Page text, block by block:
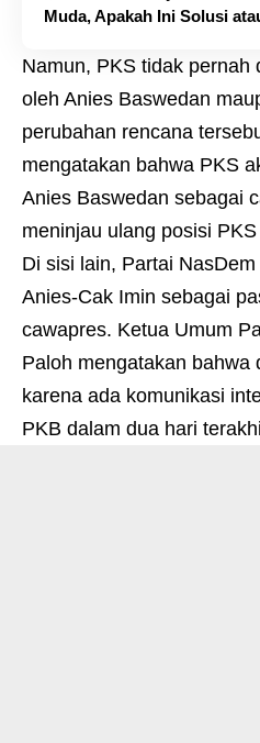
Muda, Apakah Ini Solusi
Namun, PKS tidak pernah
oleh Anies Baswedan
perubahan rencana
mengatakan bahwa PKS
Anies Baswedan sebagai
meninjau ulang posisi
Di sisi lain, Partai
Anies-Cak Imin sebagai
cawapres. Ketua Umum
Paloh mengatakan bahwa
karena ada komunikasi
PKB dalam dua hari